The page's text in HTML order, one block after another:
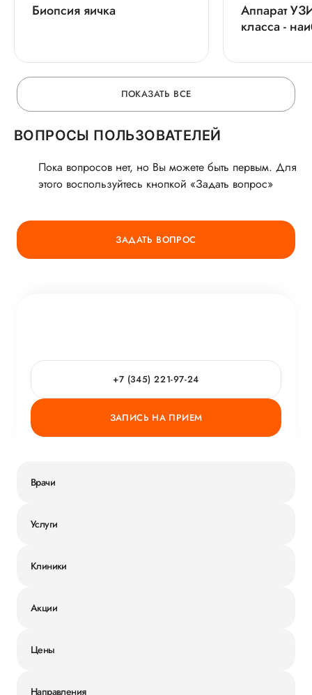
Биопсия яичка
Аппарат
класса -
ПОКАЗАТЬ ВСЕ
ВОПРОСЫ ПОЛЬЗОВАТЕЛЕЙ
Пока вопросов нет, но Вы можете быть первым. Для
этого воспользуйтесь кнопкой «Задать вопрос»
ЗАДАТЬ ВОПРОС
+7 (345) 221-97-24
ЗАПИСЬ НА ПРИЕМ
Врачи
Услуги
Клиники
Акции
Цены
Направления